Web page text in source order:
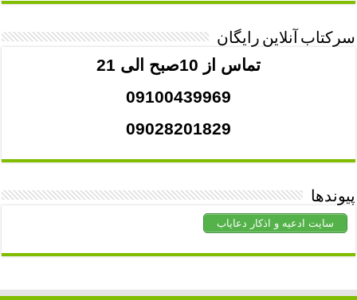
سرکتاب آنلاین رایگان
تماس از 10صبح الی 21
09100439969
09028201829
پیوندها
سایت ادعیه و اذکار دعایاب